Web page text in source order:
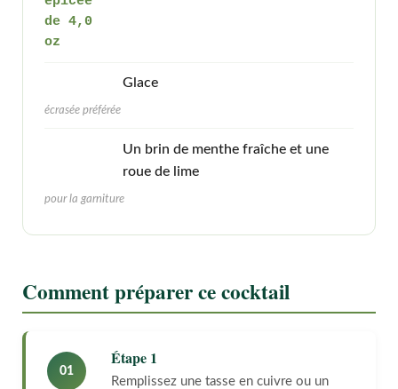
de 4,0
oz
Glace
écrasée préférée
Un brin de menthe fraîche et une
roue de lime
pour la garniture
Comment préparer ce cocktail
01
Étape 1
Remplissez une tasse en cuivre ou un